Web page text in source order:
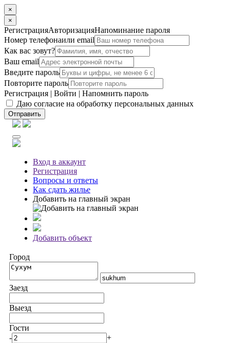
×
×
РегистрацияАвторизацияНапоминание пароля
Номер телефонаили email
Как вас зовут?
Ваш email
Введите пароль
Повторите пароль
Регистрация | Войти | Напомнить пароль
Даю согласие на обработку персональных данных
Отправить
Вход в аккаунт
Регистрация
Вопросы и ответы
Как сдать жилье
Добавить на главный экран
Добавить объект
Город
Заезд
Выезд
Гости
-
+